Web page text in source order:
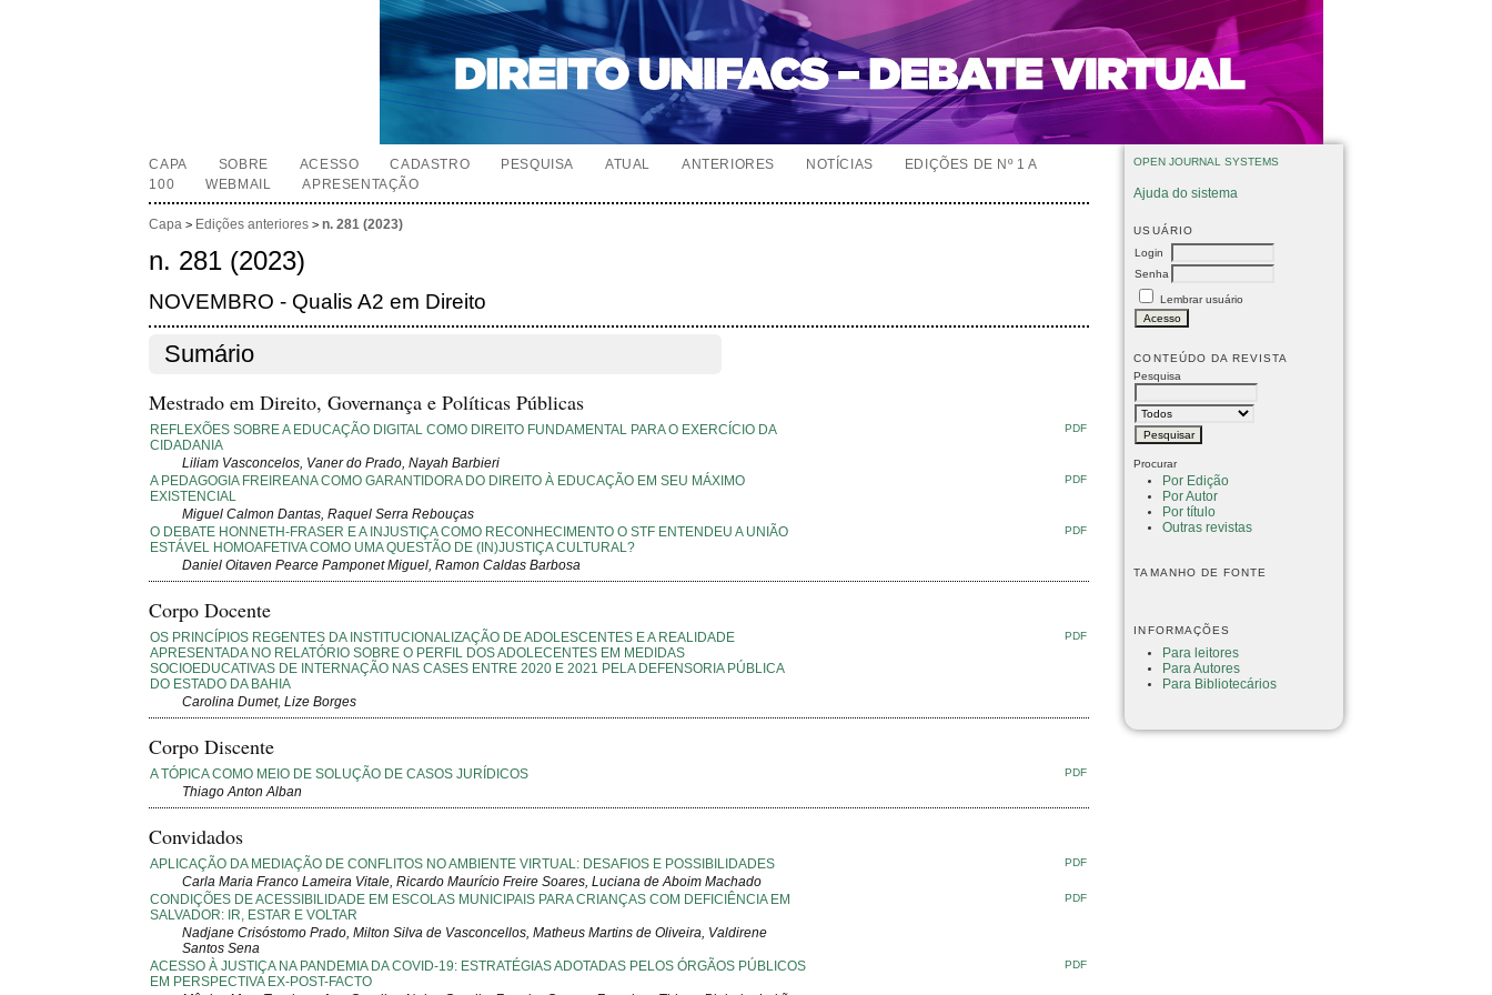
OPEN JOURNAL SYSTEMS
Ajuda do sistema
USUÁRIO
Login
Senha
Lembrar usuário
CONTEÚDO DA REVISTA
Pesquisa
Procurar
Por Edição
Por Autor
Por título
Outras revistas
TAMANHO DE FONTE
INFORMAÇÕES
Para leitores
Para Autores
Para Bibliotecários
CAPA SOBRE ACESSO CADASTRO PESQUISA ATUAL ANTERIORES NOTÍCIAS
EDIÇÕES DE Nº 1 A
100
WEBMAIL APRESENTAÇÃO
Capa > Edições anteriores >n. 281 (2023)
n. 281 (2023)
NOVEMBRO - Qualis A2 em Direito
Sumário
Mestrado em Direito, Governança e Políticas Públicas
REFLEXÕES SOBRE A EDUCAÇÃO DIGITAL COMO DIREITO FUNDAMENTAL PARA O EXERCÍCIO DA
CIDADANIA
PDF
Liliam Vasconcelos, Vaner do Prado, Nayah Barbieri
A PEDAGOGIA FREIREANA COMO GARANTIDORA DO DIREITO À EDUCAÇÃO EM SEU MÁXIMO
EXISTENCIAL
PDF
Miguel Calmon Dantas, Raquel Serra Rebouças
O DEBATE HONNETH-FRASER E A INJUSTIÇA COMO RECONHECIMENTO O STF ENTENDEU A UNIÃO
ESTÁVEL HOMOAFETIVA COMO UMA QUESTÃO DE (IN)JUSTIÇA CULTURAL?
PDF
Daniel Oitaven Pearce Pamponet Miguel, Ramon Caldas Barbosa
Corpo Docente
OS PRINCÍPIOS REGENTES DA INSTITUCIONALIZAÇÃO DE ADOLESCENTES E A REALIDADE
APRESENTADA NO RELATÓRIO SOBRE O PERFIL DOS ADOLECENTES EM MEDIDAS
SOCIOEDUCATIVAS DE INTERNAÇÃO NAS CASES ENTRE 2020 E 2021 PELA DEFENSORIA PÚBLICA
DO ESTADO DA BAHIA
PDF
Carolina Dumet, Lize Borges
Corpo Discente
A TÓPICA COMO MEIO DE SOLUÇÃO DE CASOS JURÍDICOS PDF
Thiago Anton Alban
Convidados
APLICAÇÃO DA MEDIAÇÃO DE CONFLITOS NO AMBIENTE VIRTUAL: DESAFIOS E POSSIBILIDADES PDF
Carla Maria Franco Lameira Vitale, Ricardo Maurício Freire Soares, Luciana de Aboim Machado
CONDIÇÕES DE ACESSIBILIDADE EM ESCOLAS MUNICIPAIS PARA CRIANÇAS COM DEFICIÊNCIA EM
SALVADOR: IR, ESTAR E VOLTAR
PDF
Nadjane Crisóstomo Prado, Milton Silva de Vasconcellos, Matheus Martins de Oliveira, Valdirene
Santos Sena
ACESSO À JUSTIÇA NA PANDEMIA DA COVID-19: ESTRATÉGIAS ADOTADAS PELOS ÓRGÃOS PÚBLICOS
EM PERSPECTIVA EX-POST-FACTO
PDF